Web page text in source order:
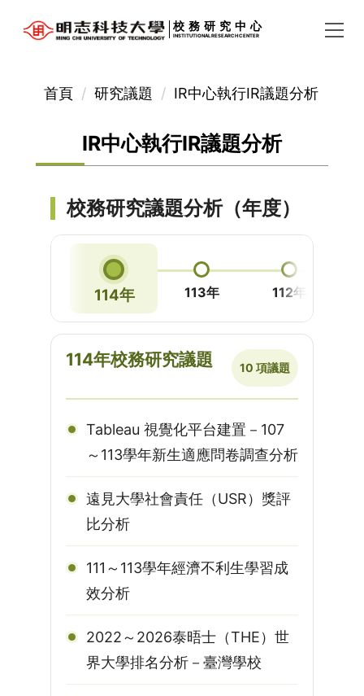
跳
校務研究中心
INSTITUTIONAL RESEARCH CENTER
首頁 研究議題 IR中心執行IR議題分析
IR中心執行IR議題分析
校務研究議題分析（年度）
114年 113年 112年
114年校務研究議題 10 項議題
Tableau 視覺化平台建置－107
～113學年新生適應問卷調查分析
遠見大學社會責任（USR）獎評
比分析
111～113學年經濟不利生學習成
效分析
2022～2026泰晤士（THE）世
界大學排名分析－臺灣學校